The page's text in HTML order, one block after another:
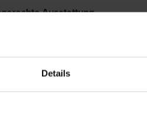
Details
Ausstattung
ist im Allgemeinen nicht für
Informationen im Hinblick